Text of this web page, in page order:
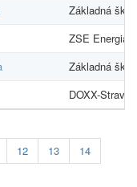
Základná
ZSE Energia,
Základná
DOXX-
12 13
14